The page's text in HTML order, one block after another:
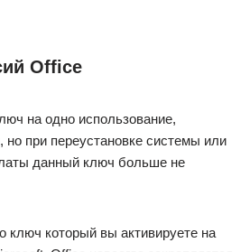
Office
на одно использование,
но при переустановке системы или
данный ключ больше не
ключ который вы активируете на